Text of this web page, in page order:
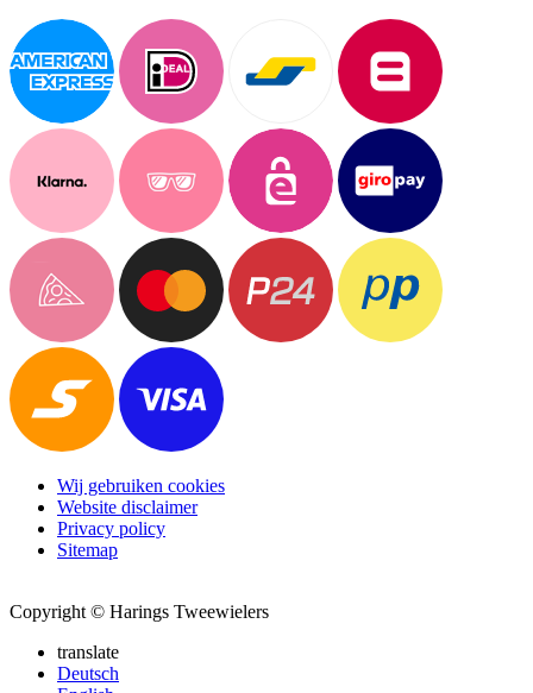
Wij gebruiken cookies
Website disclaimer
Privacy policy
Sitemap
Copyright © Harings Tweewielers
translate
Deutsch